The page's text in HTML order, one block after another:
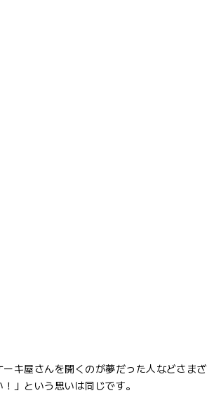
キ屋さんを開くのが夢だった人などさまざ
」という思いは同じです。